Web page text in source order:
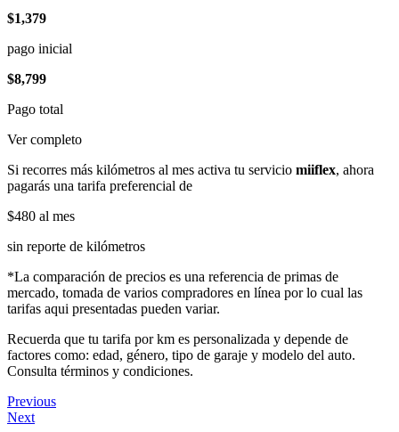
$1,379
pago inicial
$8,799
Pago total
Ver completo
Si recorres más kilómetros al mes activa tu servicio miiflex, ahora
pagarás una tarifa preferencial de
$480 al mes
sin reporte de kilómetros
*La comparación de precios es una referencia de primas de
mercado, tomada de varios compradores en línea por lo cual las
tarifas aqui presentadas pueden variar.
Recuerda que tu tarifa por km es personalizada y depende de
factores como: edad, género, tipo de garaje y modelo del auto.
Consulta términos y condiciones.
Previous
Next